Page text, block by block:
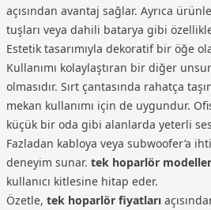
açısından avantaj sağlar. Ayrıca
tuşları veya dahili batarya gibi
Estetik tasarımıyla dekoratif bir öğe
Kullanımı kolaylaştıran bir diğer
olmasıdır. Sırt çantasında rahatça
mekan kullanımı için de uygundur.
küçük bir oda gibi alanlarda yeterli
Fazladan kabloya veya subwoofer’a
deneyim sunar. tek hoparlör
kullanıcı kitlesine hitap eder.
Özetle, tek hoparlör fiyatları